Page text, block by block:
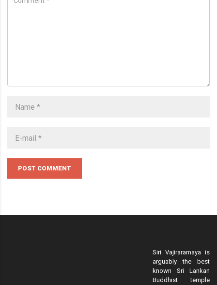
POST COMMENT
Siri Vajiraramaya is
arguably the best
known Sri Lankan
Buddhist temple